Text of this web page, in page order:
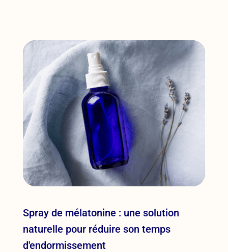
Spray de mélatonine : une solution
naturelle pour réduire son temps
d'endormissement